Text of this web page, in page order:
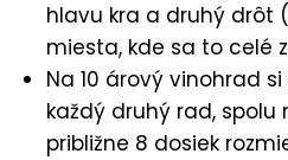
hlavu kra a druhý drôt
miesta, kde sa to celé
Na 10 árový vinohrad
každý druhý rad,
približne 8 dosiek